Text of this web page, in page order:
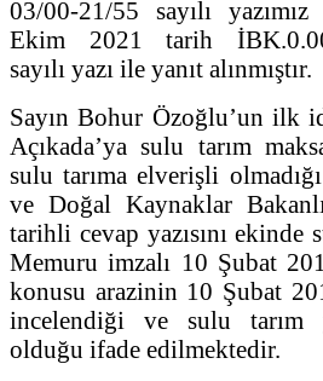
03/00-21/55 sayılı
Ekim 2021 tarih
sayılı yazı ile yanıt alınmıştır.
Sayın Bohur Özoğlu’un ilk
Açıkada’ya sulu tarım
sulu tarıma elverişli
ve Doğal Kaynaklar
tarihli cevap yazısını ekinde
Memuru imzalı 10 Şubat
konusu arazinin 10 Şubat
incelendiği ve sulu tarım
olduğu ifade edilmektedir.